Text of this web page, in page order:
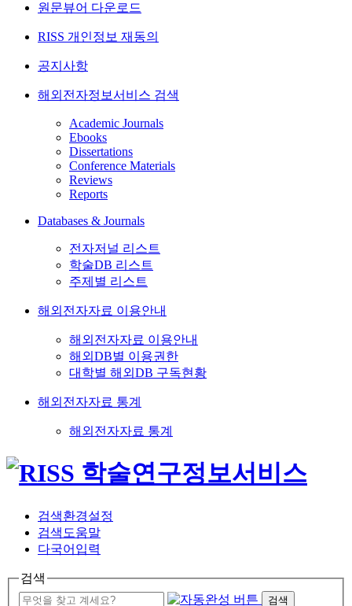
원문뷰어 다운로드
RISS 개인정보 재동의
공지사항
해외전자정보서비스 검색
Academic Journals
Ebooks
Dissertations
Conference Materials
Reviews
Reports
Databases & Journals
전자저널 리스트
학술DB 리스트
주제별 리스트
해외전자자료 이용안내
해외전자자료 이용안내
해외DB별 이용권한
대학별 해외DB 구독현황
해외전자자료 통계
해외전자자료 통계
검색환경설정
검색도움말
다국어입력
검색
검색